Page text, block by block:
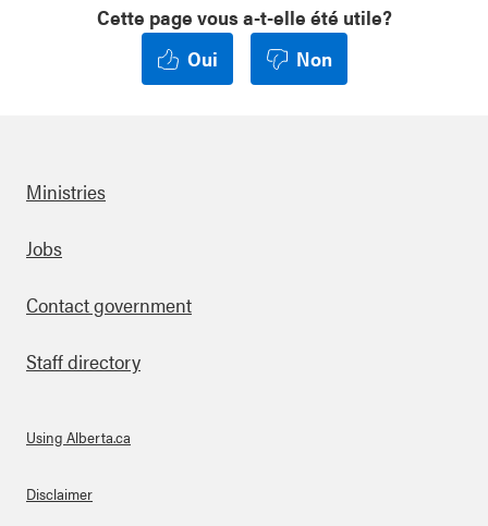
Cette page vous a-t-elle été utile?
Oui
Non
Footer
Ministries
Jobs
Contact government
Staff directory
About Links
Using Alberta.ca
Disclaimer